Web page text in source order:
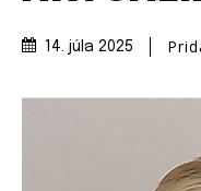
14. júla 2025